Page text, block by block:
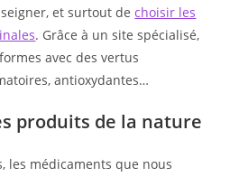
et surtout dechoisir les
. Grâce à un site spécialisé,
avec des vertus
antioxydantes…
produits de la nature
les médicaments que nous